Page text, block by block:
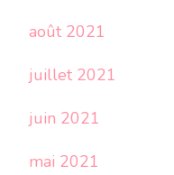
août 2021
juillet 2021
juin 2021
mai 2021